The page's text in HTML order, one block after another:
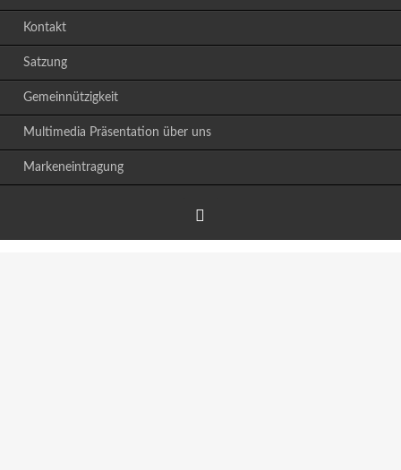
Kontakt
Satzung
Gemeinnützigkeit
Multimedia Präsentation über uns
Markeneintragung